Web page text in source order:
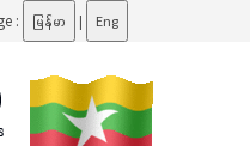
န်ကြီး ဦးမျိုးဇော်သိမ်း နေပြည်တော်ကောင်
: မြန်မာ | Eng